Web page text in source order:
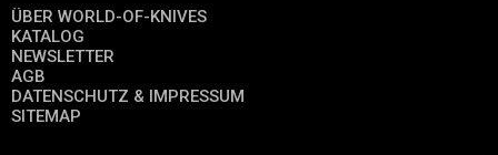
ÜBER WORLD-OF-KNIVES
KATALOG
NEWSLETTER
AGB
DATENSCHUTZ & IMPRESSUM
SITEMAP